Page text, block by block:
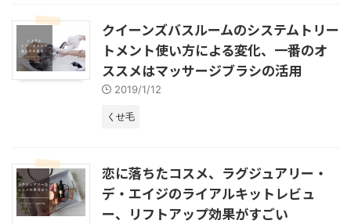
クイーンズバスルームのシステムトリー
トメント使い方による変化、一番のオ
ススメはマッサージブラシの活用
2019/1/12
くせ毛
恋に落ちたコスメ、ラグジュアリー・
デ・エイジのライアルキットレビュ
ー、リフトアップ効果がすごい